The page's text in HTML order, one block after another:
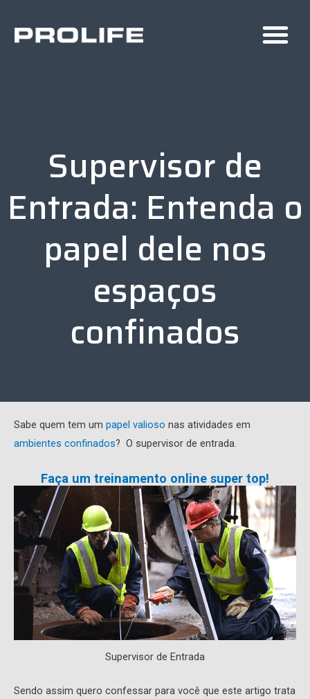
Supervisor de
Entrada: Entenda o
papel dele nos
espaços
confinados
Sabe quem tem um papel valioso nas atividades em
ambientes confinados? O supervisor de entrada.
Faça um treinamento online super top!
Supervisor de Entrada
Sendo assim quero confessar para você que este artigo trata